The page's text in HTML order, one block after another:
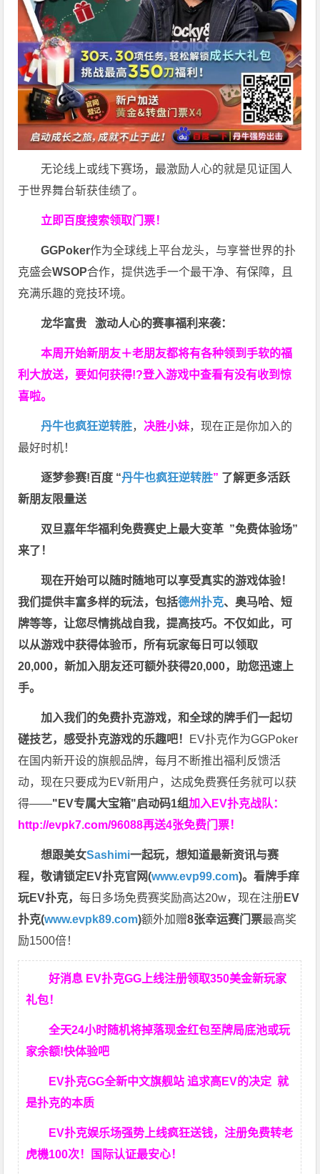
无论线上或线下赛场，最激励人心的就是见证国人
于世界舞台斩获佳绩了。
立即百度搜索领取门票！
GGPoker作为全球线上平台龙头，与享誉世界的扑
克盛会WSOP合作，提供选手一个最干净、有保障，且
充满乐趣的竞技环境。
龙华富贵 激动人心的赛事福利来袭：
本周开始新朋友＋老朋友都将有各种领到手软的福
利大放送，要如何获得!?登入游戏中查看有没有收到惊
喜啦。
丹牛也疯狂逆转胜， 决胜小妹，现在正是你加入的
最好时机！
逐梦参赛!百度 “丹牛也疯狂逆转胜” 了解更多活跃
新朋友限量送
双旦嘉年华福利免费赛史上最大变革 ”免费体验场”
来了！
现在开始可以随时随地可以享受真实的游戏体验！
我们提供丰富多样的玩法，包括德州扑克、奥马哈、短
牌等等，让您尽情挑战自我，提高技巧。不仅如此， 可
以从游戏中获得体验币，所有玩家每日可以领取
20,000，新加入朋友还可额外获得20,000，助您迅速上
手。
加入我们的免费扑克游戏，和全球的牌手们一起切
磋技艺，感受扑克游戏的乐趣吧！ EV扑克作为GGPoker
在国内新开设的旗舰品牌，每月不断推出福利反馈活
动，现在只要成为EV新用户，达成免费赛任务就可以获
得——"EV专属大宝箱"启动码1组加入EV扑克战队：
http://evpk7.com/96088再送4张免费门票！
想跟美女Sashimi一起玩，想知道最新资讯与赛
程，敬请锁定EV扑克官网(www.evp99.com)。看牌手痒
玩EV扑克，每日多场免费赛奖励高达20w，现在注册EV
扑克(www.evpk89.com)额外加赠8张幸运赛门票最高奖
励1500倍！
好消息 EV扑克GG上线注册领取350美金新玩家
礼包！
全天24小时随机将掉落现金红包至牌局底池或玩
家余额!快体验吧
EV扑克GG全新中文旗舰站 追求高EV的决定就
是扑克的本质
EV扑克娱乐场强势上线疯狂送钱，注册免费转老
虎機100次！国际认证最安心！